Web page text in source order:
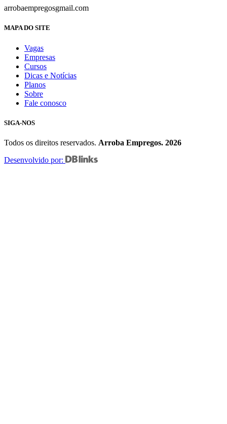
arrobaempregosgmail.com
MAPA DO SITE
Vagas
Empresas
Cursos
Dicas e Notícias
Planos
Sobre
Fale conosco
SIGA-NOS
Todos os direitos reservados. Arroba Empregos. 2026
Desenvolvido por: